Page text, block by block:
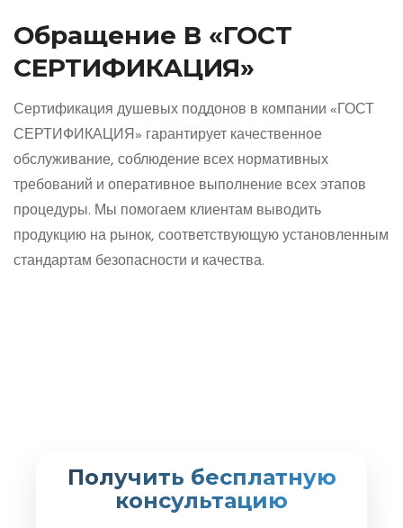
Обращение В «ГОСТ
СЕРТИФИКАЦИЯ»
Сертификация душевых поддонов в компании «ГОСТ
СЕРТИФИКАЦИЯ» гарантирует качественное
обслуживание, соблюдение всех нормативных
требований и оперативное выполнение всех этапов
процедуры. Мы помогаем клиентам выводить
продукцию на рынок, соответствующую установленным
стандартам безопасности и качества.
Получить бесплатную
консультацию